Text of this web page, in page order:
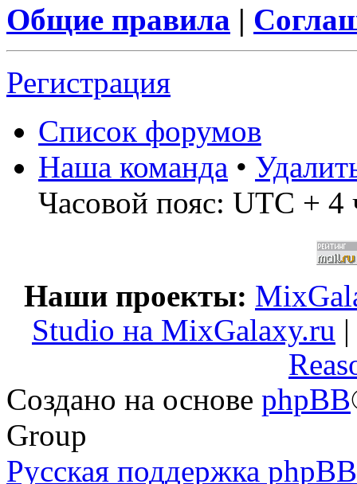
Общие правила |
Регистрация
Список форумов
Наша команда •
Часовой пояс: UTC + 4
Наши проекты:
Studio на MixGalaxy.ru |
Создано на основе phpBB
Group
Русская поддержка phpBB